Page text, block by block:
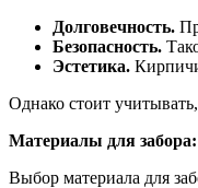
Долговечность.
Безопасность.
Эстетика.
Однако стоит
Материалы для
Выбор материала для